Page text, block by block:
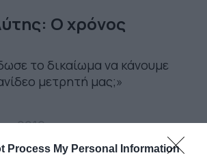
Process My Personal Information
Ο χρόνος
το δικαίωμα να κάνουμε
μετρητή μας;»
2019